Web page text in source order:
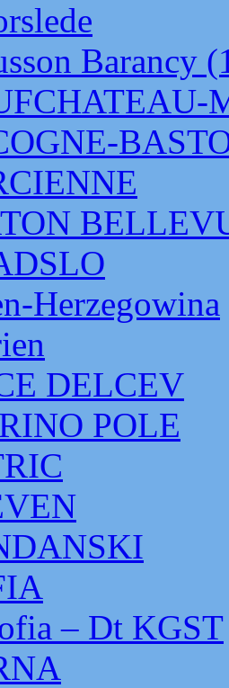
Barancy
Herzegowina
DELCEV
POLE
– Dt KGST